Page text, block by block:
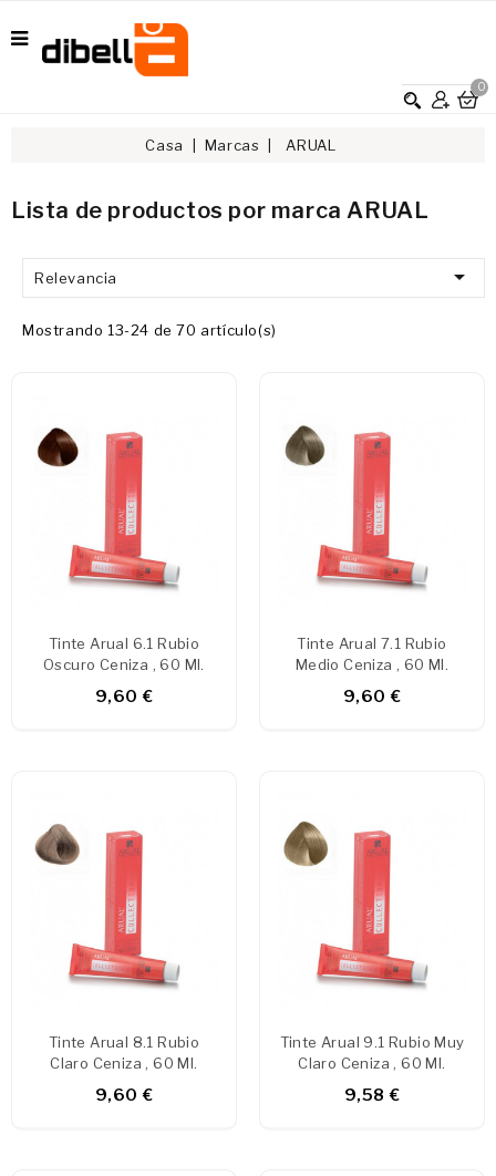
0
Casa Marcas ARUAL
Lista de productos por marca ARUAL
Relevancia 
Mostrando 13-24 de 70 artículo(s)
Tinte Arual 6.1 Rubio
Oscuro Ceniza , 60 Ml.
9,60 €
Tinte Arual 7.1 Rubio
Medio Ceniza , 60 Ml.
9,60 €
Tinte Arual 8.1 Rubio
Claro Ceniza , 60 Ml.
9,60 €
Tinte Arual 9.1 Rubio Muy
Claro Ceniza , 60 Ml.
9,58 €